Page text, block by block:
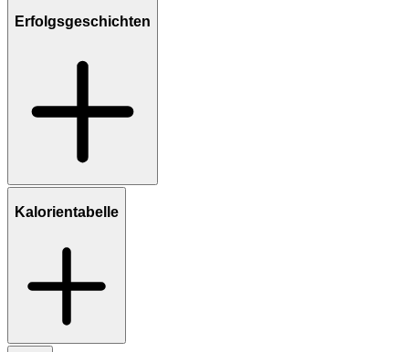
Erfolgsgeschichten
Kalorientabelle